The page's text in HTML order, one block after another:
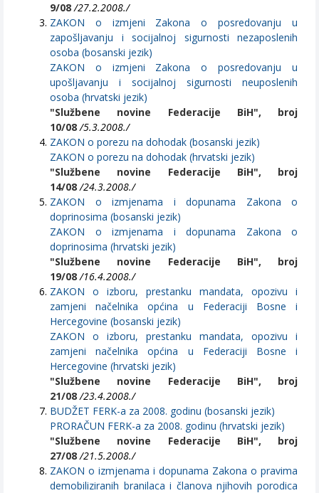
9/08 /27.2.2008./
ZAKON o izmjeni Zakona o posredovanju u
zapošljavanju i socijalnoj sigurnosti nezaposlenih
osoba (bosanski jezik)
ZAKON o izmjeni Zakona o posredovanju u
upošljavanju i socijalnoj sigurnosti neuposlenih
osoba (hrvatski jezik)
"Službene novine Federacije BiH", broj
10/08/5.3.2008./
ZAKON o porezu na dohodak (bosanski jezik)
ZAKON o porezu na dohodak (hrvatski jezik)
"Službene novine Federacije BiH", broj
14/08 /24.3.2008./
ZAKON o izmjenama i dopunama Zakona o
doprinosima (bosanski jezik)
ZAKON o izmjenama i dopunama Zakona o
doprinosima (hrvatski jezik)
"Službene novine Federacije BiH", broj
19/08/16.4.2008./
ZAKON o izboru, prestanku mandata, opozivu i
zamjeni načelnika općina u Federaciji Bosne i
Hercegovine (bosanski jezik)
ZAKON o izboru, prestanku mandata, opozivu i
zamjeni načelnika općina u Federaciji Bosne i
Hercegovine (hrvatski jezik)
"Službene novine Federacije BiH", broj
21/08 /23.4.2008./
BUDŽET FERK-a za 2008. godinu (bosanski jezik)
PRORAČUN FERK-a za 2008. godinu (hrvatski jezik)
"Službene novine Federacije BiH", broj
27/08/21.5.2008./
ZAKON o izmjenama i dopunama Zakona o pravima
demobiliziranih branilaca i članova njihovih porodica